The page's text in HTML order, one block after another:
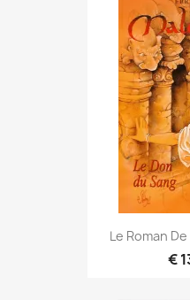
Le Roman
€